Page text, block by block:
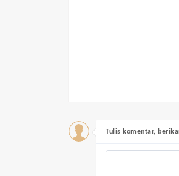
Tulis komentar,